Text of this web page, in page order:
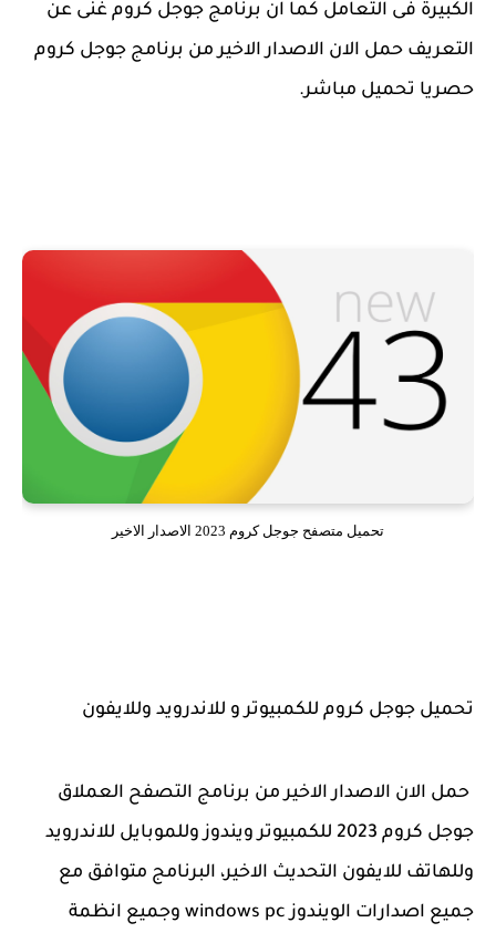
الكبيرة فى التعامل كما ان برنامج جوجل كروم غنى عن
التعريف حمل الان الاصدار الاخير من برنامج جوجل كروم
حصريا تحميل مباشر.
تحميل متصفح جوجل كروم 2023 الاصدار الاخير
تحميل جوجل كروم للكمبيوتر و للاندرويد وللايفون
حمل الان الاصدار الاخير من برنامج التصفح العملاق
جوجل كروم 2023 للكمبيوتر ويندوز وللموبايل للاندرويد
وللهاتف للايفون التحديث الاخير، البرنامج متوافق مع
جميع اصدارات الويندوز windows pc وجميع انظمة